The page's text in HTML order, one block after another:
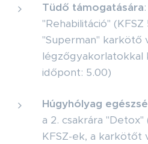
Tüdő támogatására
"Rehabilitáció"
"Superman" karkötő
légzőgyakorlatokkal
időpont: 5.00)
Húgyhólyag
a 2. csakrára
KFSZ-ek, a karkötőt